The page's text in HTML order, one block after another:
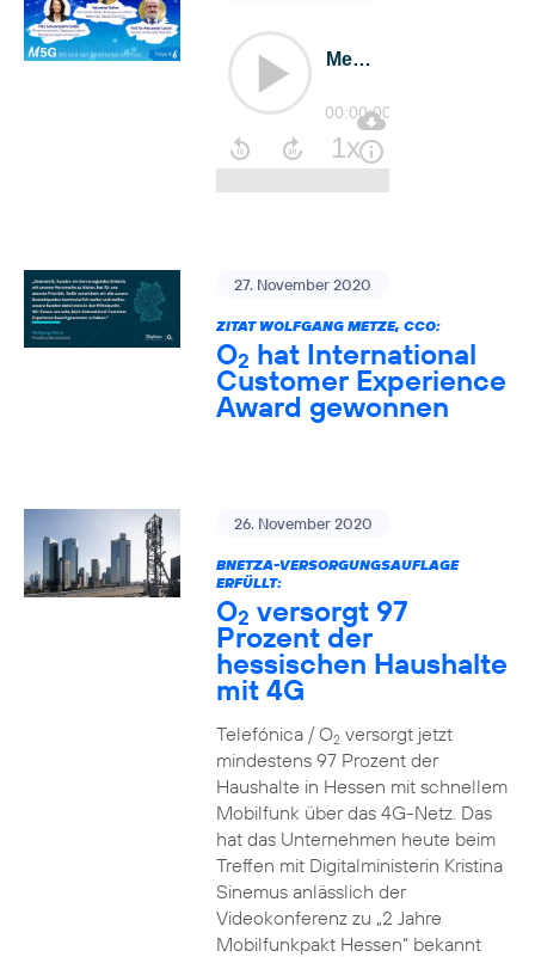
27. November 2020
ZITAT WOLFGANG METZE, CCO:
O2 hat International
Customer Experience
Award gewonnen
26. November 2020
BNETZA-VERSORGUNGSAUFLAGE
ERFÜLLT:
O2 versorgt 97
Prozent der
hessischen Haushalte
mit 4G
Telefónica / O2versorgt jetzt
mindestens 97 Prozent der
Haushalte in Hessen mit schnellem
Mobilfunk über das 4G-Netz. Das
hat das Unternehmen heute beim
Treffen mit Digitalministerin Kristina
Sinemus anlässlich der
Videokonferenz zu „2 Jahre
Mobilfunkpakt Hessen“ bekannt